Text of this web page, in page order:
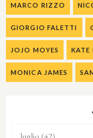
MARCO RIZZO
GIORGIO FALETTI
JOJO MOYES KATE
MONICA JAMES